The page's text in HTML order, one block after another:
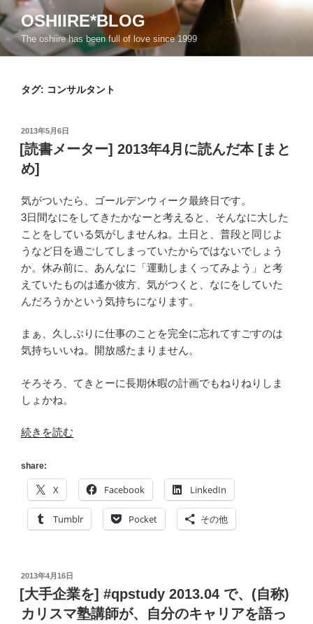
ン
テ
ン
OSHIIRE*BLOG
The oshiire has been full of love since 1999
タグ: コンサルタント
投
稿
日:
2013年5月6日
[読書メーター] 2013年4月に読んだ本 [まと
め]
気がついたら、ゴールデンウィーク最終日です。
3日間なにをしてきたかなーと考えると、そんなに大した
ことをしている気がしませんね。土日と、普段と同じよ
うなど日を過ごしてしまっていたからではないでしょう
か。休み前に、あんなに「運動しまくってみよう」と考
えていたものは遙か彼方、気がつくと、なにをしていた
んだろうかという気持ちになります。
まぁ、久しぶりに仕事のことを完全に忘れてすごすのは
気持ちいいね。開放感たまりません。
そろそろ、てきとーに長期休暇の計画でもねりねりしま
しょかね。
“[読
メ
ー
タ
2013
月
に
読
続きを読む
share:
X Facebook LinkedIn
Tumblr Pocket その他
投
稿
日:
2013年4月16日
[大手企業を] #qpstudy 2013.04 で、(自称)
カリスマ塾講師が、自分のキャリアを語っ